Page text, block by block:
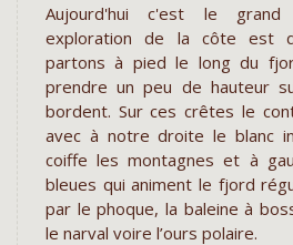
Aujourd'hui c'est le
exploration de la côte est
partons à pied le long du
prendre un peu de hauteur
bordent. Sur ces crêtes le
avec à notre droite le blanc
coiffe les montagnes et à
bleues qui animent le fjord
par le phoque, la baleine à
le narval voire l’ours polaire.